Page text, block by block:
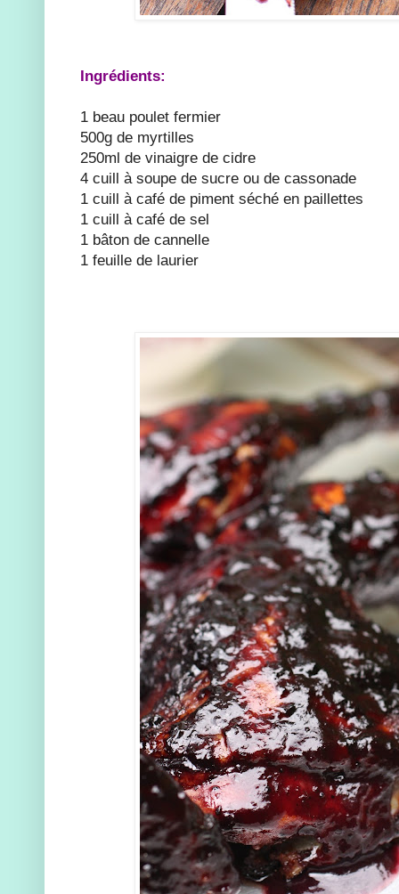
Ingrédients:
1 beau poulet fermier
500g de myrtilles
250ml de vinaigre de cidre
4 cuill à soupe de sucre ou de cassonade
1 cuill à café de piment séché en paillettes
1 cuill à café de sel
1 bâton de cannelle
1 feuille de laurier